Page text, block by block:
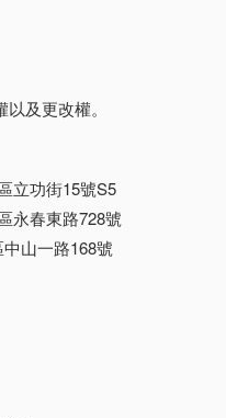
及更改權。
立功街15號S5
永春東路728號
山一路168號